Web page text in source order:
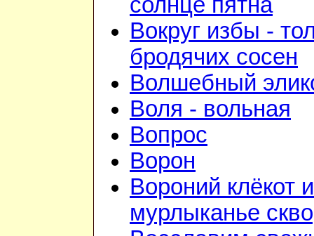
солнце пятна
Вокруг избы -
бродячих сосен
Волшебный
Воля - вольная
Вопрос
Ворон
Вороний клёкот и
мурлыканье